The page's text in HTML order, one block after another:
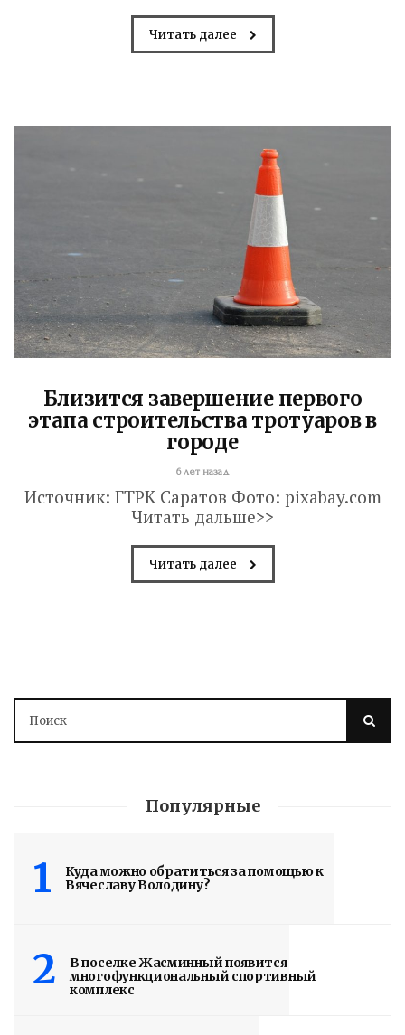
Читать далее
Близится завершение первого
этапа строительства тротуаров в
городе
6 лет назад
Источник: ГТРК Саратов Фото: pixabay.com
Читать дальше>>
Читать далее
Популярные
1
Куда можно обратиться за помощью к
Вячеславу Володину?
2
В поселке Жасминный появится
многофункциональный спортивный
комплекс
Володин: 31 августа
РАБОТЫ БУДУТ
ЗАВЕРШЕНЫ
завершающий этап вышла
реконструкция крытого бассейна и